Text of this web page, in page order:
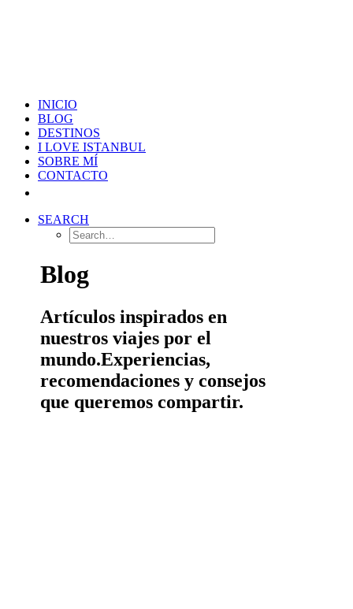
INICIO
BLOG
DESTINOS
I LOVE ISTANBUL
SOBRE MÍ
CONTACTO
SEARCH
Blog
Artículos inspirados en
nuestros viajes por el
mundo.Experiencias,
recomendaciones y consejos
que queremos compartir.